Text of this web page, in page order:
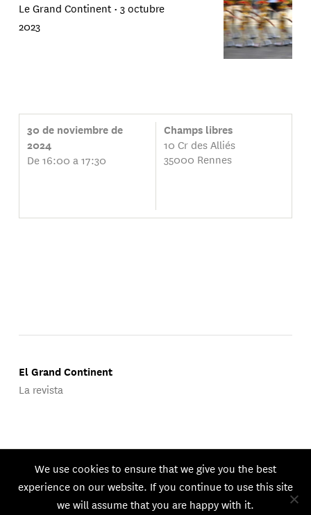
Le Grand Continent •3 octubre
2023
30 de noviembre de
2024
De 16:00 a 17:30
Champs libres
10 Cr des Alliés
35000 Rennes
El Grand Continent
La revista
© 2026 GEG. Todos los derechos reservados.
We use cookies to ensure that we give you the best
experience on our website. If you continue to use this site
we will assume that you are happy with it.